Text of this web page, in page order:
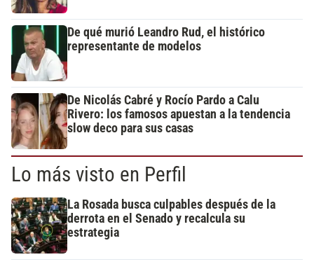
De qué murió Leandro Rud, el histórico
representante de modelos
De Nicolás Cabré y Rocío Pardo a Calu
Rivero: los famosos apuestan a la tendencia
slow deco para sus casas
Lo más visto en Perfil
La Rosada busca culpables después de la
derrota en el Senado y recalcula su
estrategia